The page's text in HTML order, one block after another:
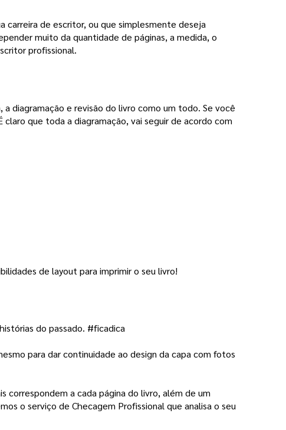
carreira de escritor, ou que simplesmente deseja
muito da quantidade de páginas, a medida, o
profissional.
diagramação e revisão do livro como um todo. Se você
claro que toda a diagramação, vai seguir de acordo com
de layout para imprimir o seu livro!
do passado. #ficadica
para dar continuidade ao design da capa com fotos
correspondem a cada página do livro, além de um
o serviço de Checagem Profissional que analisa o seu